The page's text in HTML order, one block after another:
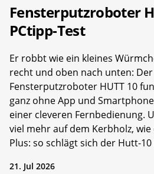
Fensterputzroboter
PCtipp-Test
Er robbt wie ein kleines
recht und oben nach unten: Der
Fensterputzroboter HUTT 10
ganz ohne App und
einer cleveren Fernbedienung.
viel mehr auf dem Kerbholz, wie
Plus: so schlägt sich der Hutt-
21. Jul 2026